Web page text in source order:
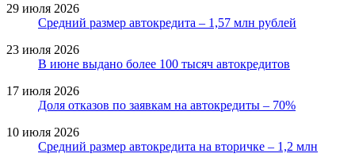
29 июля 2026
Средний размер автокредита – 1,57 млн рублей
23 июля 2026
В июне выдано более 100 тысяч автокредитов
17 июля 2026
Доля отказов по заявкам на автокредиты – 70%
10 июля 2026
Средний размер автокредита на вторичке – 1,2 млн